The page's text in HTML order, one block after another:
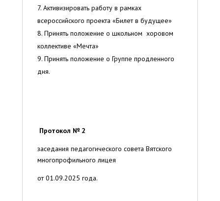
Активизировать работу в рамках
всероссийского проекта «Билет в будущее»
Принять положение о школьном хоровом
коллективе «Мечта»
Принять положение о Группе продленного
дня.
Протокол № 2
заседания педагогического совета Вятского
многопрофильного лицея
от 01.09.2025 года.